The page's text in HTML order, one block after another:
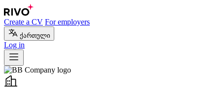
Create a CV For employers
ქართული
Log in